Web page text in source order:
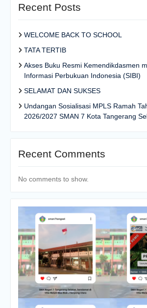
Recent Posts
WELCOME BACK TO SCHOOL
TATA TERTIB
Akses Buku Resmi Kemendikdasmen
Informasi Perbukuan Indonesia (SIBI)
SELAMAT DAN SUKSES
Undangan Sosialisasi MPLS Ramah
2026/2027 SMAN 7 Kota Tangerang
Recent Comments
No comments to show.